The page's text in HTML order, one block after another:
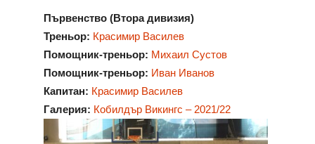
Първенство (Втора дивизия)
Треньор: Красимир Василев
Помощник-треньор: Михаил Сустов
Помощник-треньор: Иван Иванов
Капитан: Красимир Василев
Галерия: Кобилдър Викингс – 2021/22